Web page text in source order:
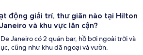
động giải trí, thư giãn nào tại Hilton
và khu vực lân cận?
Janeiro có 2 quán bar, hồ bơi ngoài trời và
cũng như khu dã ngoại và vườn.